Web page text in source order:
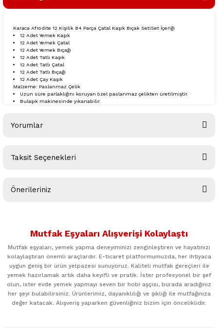
Karaca Afrodite 12 Kişilik 84 Parça Çatal Kaşık Bıçak SetiSet İçeriği
12 Adet Yemek Kaşık
12 Adet Yemek Çatal
12 Adet Yemek Bıçağı
12 Adet Tatlı Kaşık
12 Adet Tatlı Çatal
12 Adet Tatlı Bıçağı
12 Adet Çay Kaşık
Malzeme: Paslanmaz Çelik
Uzun süre parlaklığını koruyan özel paslanmaz çelikten üretilmiştir.
Bulaşık makinesinde yıkanabilir.
Yorumlar
Taksit Seçenekleri
Önerileriniz
kullanarak tarafımıza iletebilirsiniz.
Ürün resmi kalitesiz, bozuk veya görüntülenemiyor.
Ürün bilgilerinde hatalar bulunuyor.
Ürün fiyatı diğer sitelerden daha pahalı.
Mutfak Eşyaları Alışverişi Kolaylaştı
Mutfak eşyaları, yemek yapma deneyiminizi zenginleştiren ve hayatınızı
kolaylaştıran önemli araçlardır. E-ticaret platformumuzda, her ihtiyaca
uygun geniş bir ürün yelpazesi sunuyoruz. Kaliteli mutfak gereçleri ile
yemek hazırlamak artık daha keyifli ve pratik. İster profesyonel bir şef
olun, ister evde yemek yapmayı seven bir hobi aşçısı, burada aradığınız
her şeyi bulabilirsiniz. Ürünlerimiz, dayanıklılığı ve şıklığı ile mutfağınıza
değer katacak. Alışveriş yaparken güvenliğiniz bizim için önceliklidir.